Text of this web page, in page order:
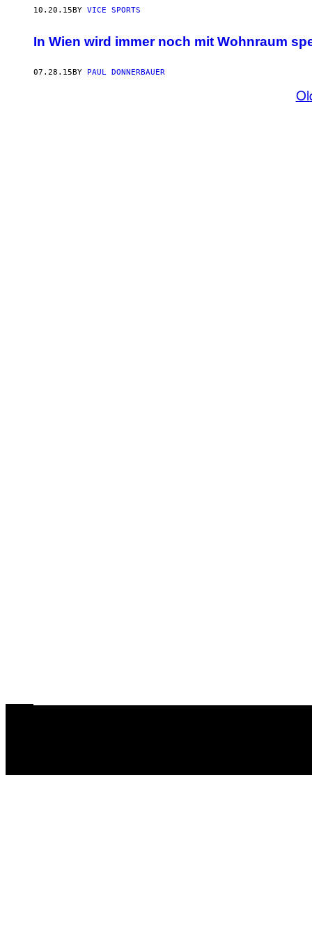
10.20.15BY VICE SPORTS
In Wien wird immer noch mit Wohnraum
07.28.15 BY PAUL DONNERBAUER